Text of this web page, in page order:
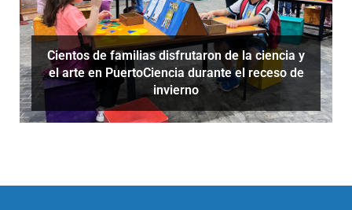
Cientos de familias disfrutaron de la ciencia y
el arte en PuertoCiencia durante el receso de
invierno